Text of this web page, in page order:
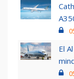
El